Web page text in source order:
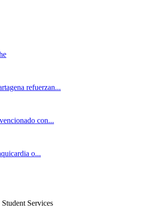
refuerzan...
con...
o...
Services